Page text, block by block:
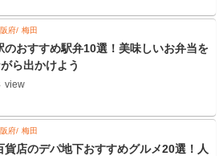
府 梅田
のおすすめ駅弁10選！美味しいお弁当を
ら出かけよう
view
府 梅田
貨店のデパ地下おすすめグルメ20選！人